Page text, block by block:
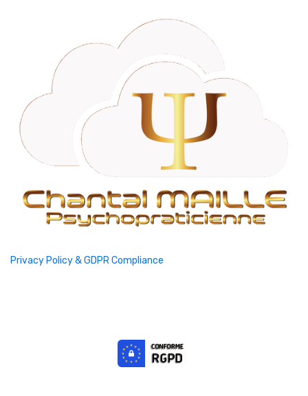
Privacy Policy & GDPR Compliance